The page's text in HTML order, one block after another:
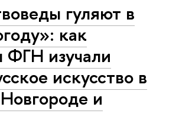
гуляют в
как
ФГН изучали
искусство в
и